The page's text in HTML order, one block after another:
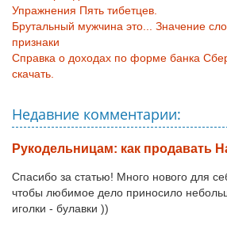
Упражнения Пять тибетцев.
Брутальный мужчина это... Значение
признаки
Справка о доходах по форме банка
скачать.
Недавние комментарии:
Рукодельницам: как продавать
Спасибо за статью! Много нового для
чтобы любимое дело приносило
иголки - булавки ))